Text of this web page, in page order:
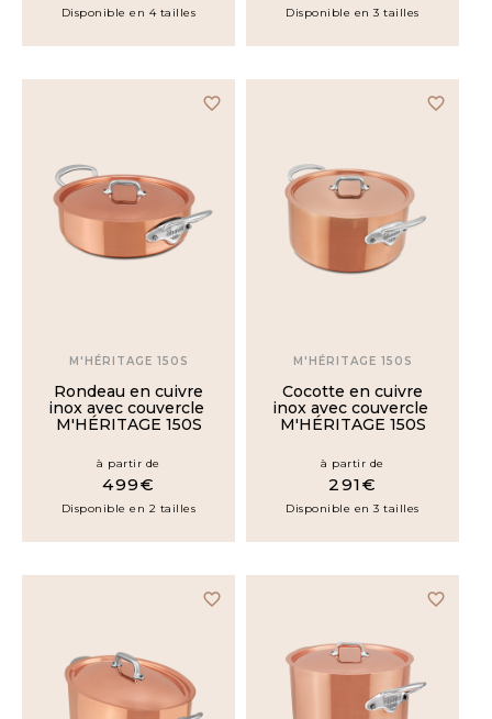
MATÉRIAUX
Cuivre /
Étain /
Porcelaine
Cuivre
/ Étain
Disponible en 4 tailles Disponible en 3 tailles
favorite_border
M'HÉRITAGE 150S
Rondeau en cuivre
inox avec couvercle
M'HÉRITAGE 150S
à partir de
499€
Disponible en 2 tailles
favorite_border
M'HÉRITAGE 150S
Cocotte en cuivre
inox avec couvercle
M'HÉRITAGE 150S
à partir de
291€
Disponible en 3 tailles
favorite_border favorite_border